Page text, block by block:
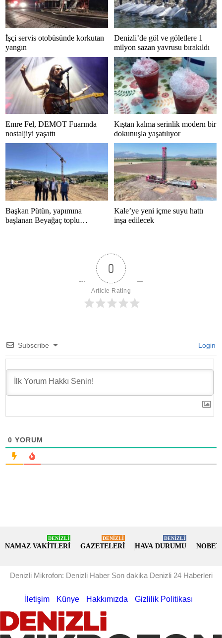
İşçi servis otobüsünde korkutan
yangın
Denizli’de göl ve göletlere 1
milyon sazan yavrusu bırakıldı
Emre Fel, DEMOT Fuarında
nostaljiyi yaşattı
Kıştan kalma serinlik modern bir
dokunuşla yaşatılıyor
Başkan Pütün, yapımına
başlanan Beyağaç toplu
Kale’ye yeni içme suyu hattı
inşa edilecek
0
Article Rating
Subscribe Login
0 YORUM
NAMAZ VAKİTLERİ
DENİZLİ
GAZETELERİ
DENİZLİ
HAVA DURUMU
DENİZLİ
Denizli Mikrofon: Denizli Haber Son dakika Denizli 24 Haberleri
İletişim Künye Hakkımızda Gizlilik Politikası